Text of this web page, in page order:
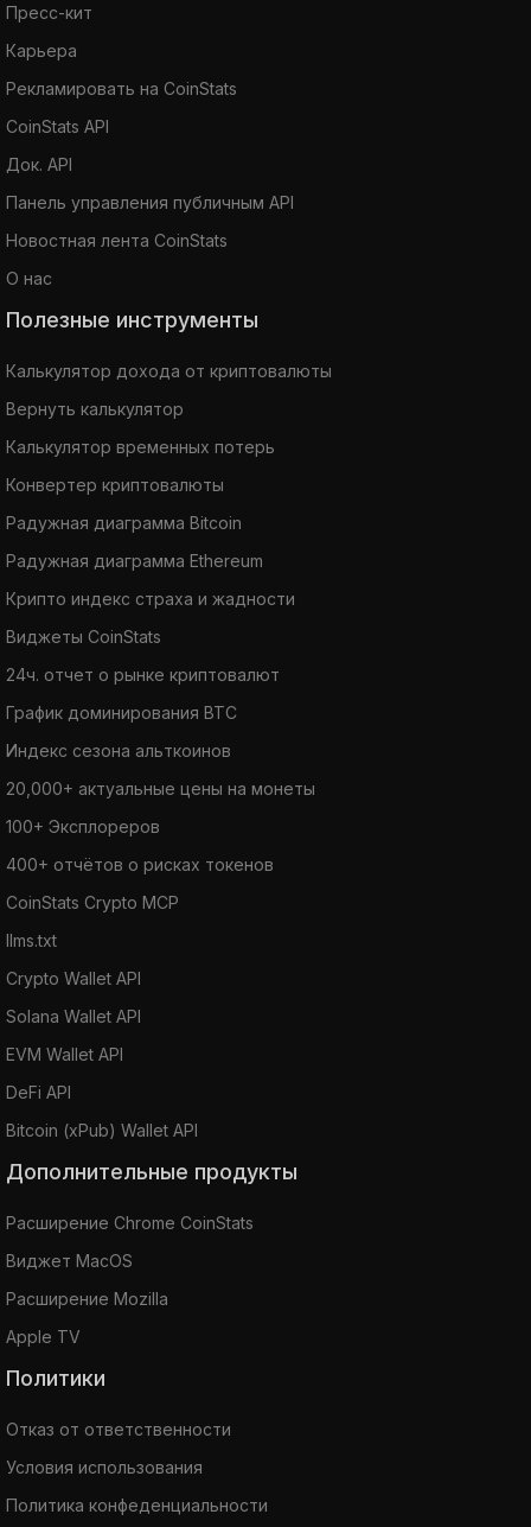
Пресс-кит
Карьера
Рекламировать на CoinStats
CoinStats API
Док. API
Панель управления публичным API
Новостная лента CoinStats
О нас
Полезные инструменты
Калькулятор дохода от криптовалюты
Вернуть калькулятор
Калькулятор временных потерь
Конвертер криптовалюты
Радужная диаграмма Bitcoin
Радужная диаграмма Ethereum
Крипто индекс страха и жадности
Виджеты CoinStats
24ч. отчет о рынке криптовалют
График доминирования BTC
Индекс сезона альткоинов
20,000+ актуальные цены на монеты
100+ Эксплореров
400+ отчётов о рисках токенов
CoinStats Crypto MCP
llms.txt
Crypto Wallet API
Solana Wallet API
EVM Wallet API
DeFi API
Bitcoin (xPub) Wallet API
Дополнительные продукты
Расширение Chrome CoinStats
Виджет MacOS
Расширение Mozilla
Apple TV
Политики
Отказ от ответственности
Условия использования
Политика конфеденциальности